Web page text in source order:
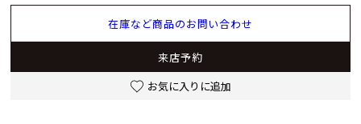
在庫など商品のお問い合わせ
来店予約
お気に入りに追加